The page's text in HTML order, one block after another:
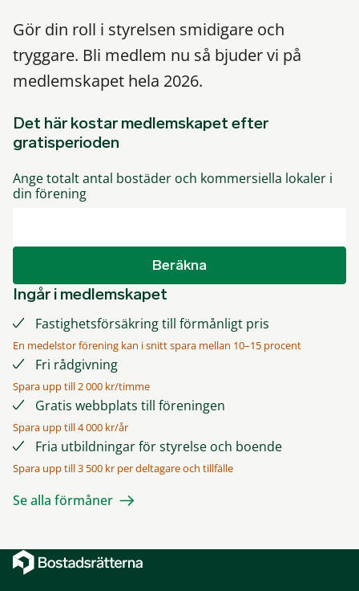
Gör din roll i styrelsen smidigare och
tryggare. Bli medlem nu så bjuder vi på
medlemskapet hela 2026.
Det här kostar medlemskapet efter
gratisperioden
Ange totalt antal bostäder och kommersiella lokaler i
din förening
Beräkna
Ingår i medlemskapet
Fastighetsförsäkring till förmånligt pris
En medelstor förening kan i snitt spara mellan 10–15 procent
Fri rådgivning
Spara upp till 2 000 kr/timme
Gratis webbplats till föreningen
Spara upp till 4 000 kr/år
Fria utbildningar för styrelse och boende
Spara upp till 3 500 kr per deltagare och tillfälle
Se alla förmåner